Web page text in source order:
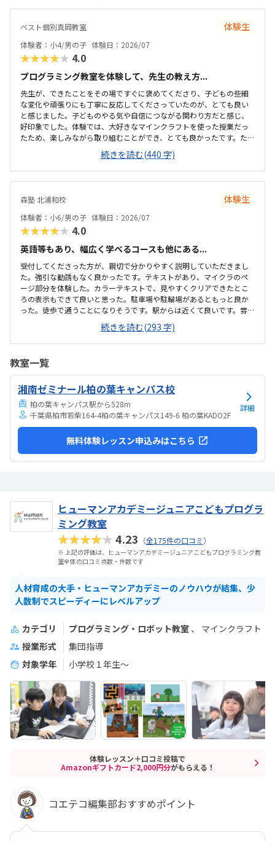
ベスト個別真岡教室 体験生
体験者：小4/男の子 体験日：2026/07
★★★★★ 4.0
プログラミング教室を体験して、先生の教え方...
先生が、できたことをその場ですぐに褒めてくださり、子どもの些細
な変化や頑張りにも丁寧に反応してくださっていたのが、とても良い
と感じました。子どものやる気や自信につながる関わり方だと感じ、
好印象でした。体験では、大好きなマインクラフトを使った授業だっ
たため、楽しみながら取り組むことができ、とても良かったです。た
だ、今後もずっとマインクラフトを使った内容ではないと伺ったの
で、その後も興味を持って取り組めるかどうかは少し気になる点でし
た。教室は自宅から15分ほどの距離にあり、通いやすいと感じまし
た。また、駐車場もあるため、送り迎えもしやすく、安心して通わせ
ているわけではありませんが、壁などで視線が分散しにくい工夫がさ
れており、集中しやすい雰囲気だと感じました。月4回（1回50分）で
約12,000円という料金は、我が家にとってはや...
続きを読む(440 字)
森塾 北浦和校 体験生
体験者：小6/男の子 体験日：2026/07
★★★★★ 4.0
英語等もあり、幅広く学べるコースも他にある...
受付してくださった方が、親切で分かりやすく説明していただきまし
た。強引な勧誘もなく良かったです。テキストがあり、マイクラのペ
ージ部分を体験した。カラーテキストで、見やすくクリアできたとこ
ろの表示もできて良いと思った。駐車場や駐輪場があるともっと良か
った。徒歩で通うことになりそうです。駅からは近くて良いです。雰囲
気も良く、清潔感もあった。部屋が区切られていて、個人スペースも
確保されていて良かった。基本料金以外に、追加料金があまり無さそ
うで良かった。できれば、毎月1万以内で通いたいです。子供に熱心に
気持ちになれて良かった。
続きを読む(293 字)
教室一覧
湘南ゼミナール柏の葉キャンパス校
柏の葉キャンパス駅から528m
千葉県柏市若柴164-4柏の葉キャンパス149-6 柏の葉KADO2F
詳細
無料体験レッスン申込みはこちら
ヒューマンアカデミージュニアこどもプログラ
ミング教室
★★★★★4.23 （全175件の口コミ）
※ 上記の評価は、ヒューマンアカデミージュニアこどもプログラミング教
室全体の口コミ点数・件数です
人材育成の大手・ヒューマンアカデミーのノウハウが結集、少
人数制でスピーディーにレベルアップ
カテゴリ プログラミング・ロボット教室
マインクラフト
授業形式
集団指導
対象学年
小学校１年生〜
体験レッスン＋口コミ投稿で
Amazonギフトカード2,000円分がもらえる！
コエテコ編集部おすすめポイント